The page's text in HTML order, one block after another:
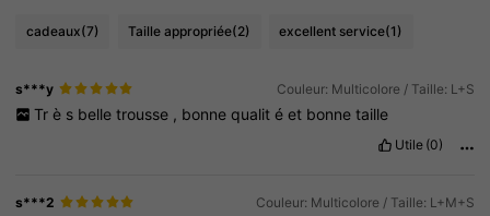
cadeaux(7) Taille appropriée(2) excellent service(1)
s***y Couleur: Multicolore / Taille: L+S
Tr è s belle trousse , bonne qualit é et bonne taille
Utile (0)
s***2 Couleur: Multicolore / Taille: L+M+S